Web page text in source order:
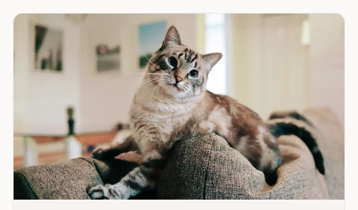
kontroll
ormekur
til
pus?